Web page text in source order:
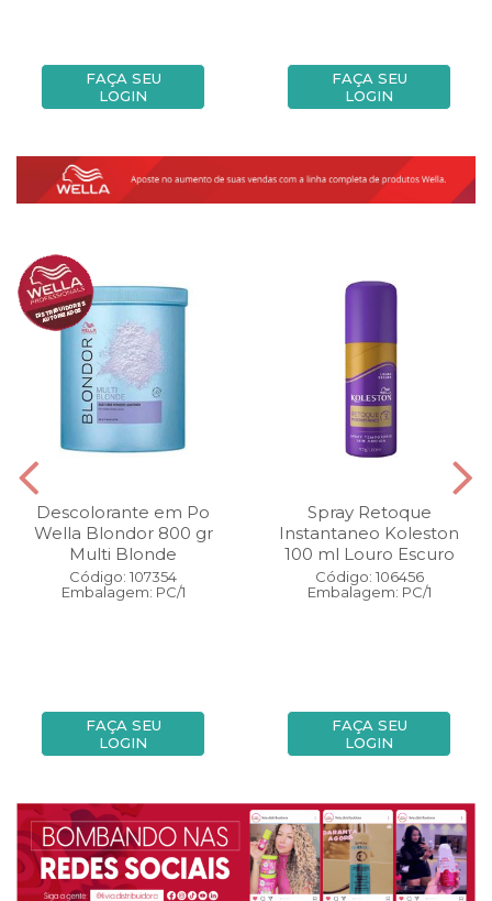
FAÇA SEU
LOGIN
FAÇA SEU
LOGIN
Descolorante em Po
Wella Blondor 800 gr
Multi Blonde
Código: 107354
Embalagem: PC/1
FAÇA SEU
LOGIN
Spray Retoque
Instantaneo Koleston
100 ml Louro Escuro
Código: 106456
Embalagem: PC/1
FAÇA SEU
LOGIN